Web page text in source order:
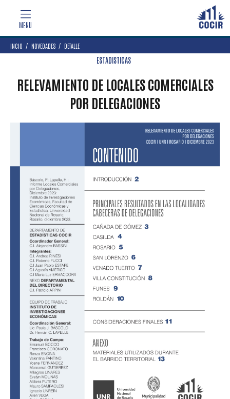
INCIO NOVEDADES DETALLE
ESTADISTICAS
RELEVAMIENTO DE LOCALES COMERCIALES
POR DELEGACIONES